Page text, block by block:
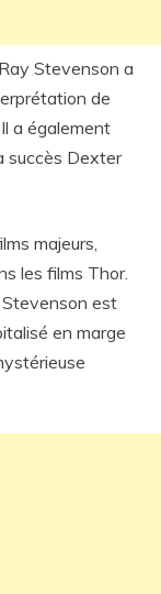
Stevenson a
de
a également
succès Dexter
majeurs,
les films Thor.
Stevenson est
en marge